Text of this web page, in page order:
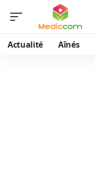
Actualité Aînés